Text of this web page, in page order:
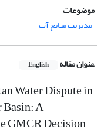
موضوعات
مدیریت منابع آب
عنوان مقاله English
Water Dispute in
A
GMCR Decision